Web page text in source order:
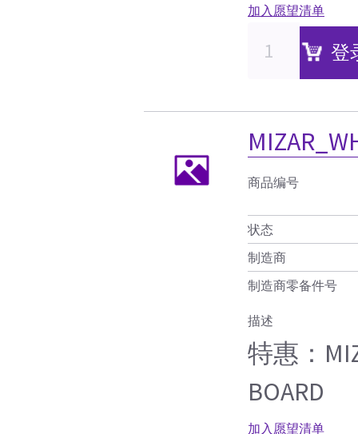
加入愿望清单
登
商品编号
状态
制造商
制造商零备件号
描述
特惠：
BOARD
加入愿望清单